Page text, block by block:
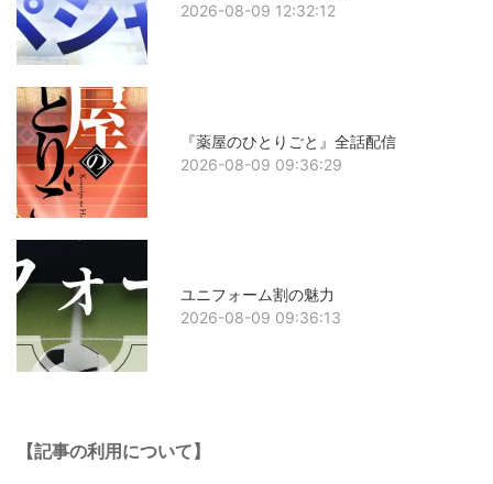
2026-08-09 12:32:12
『薬屋のひとりごと』全話配信
2026-08-09 09:36:29
ユニフォーム割の魅力
2026-08-09 09:36:13
【記事の利用について】